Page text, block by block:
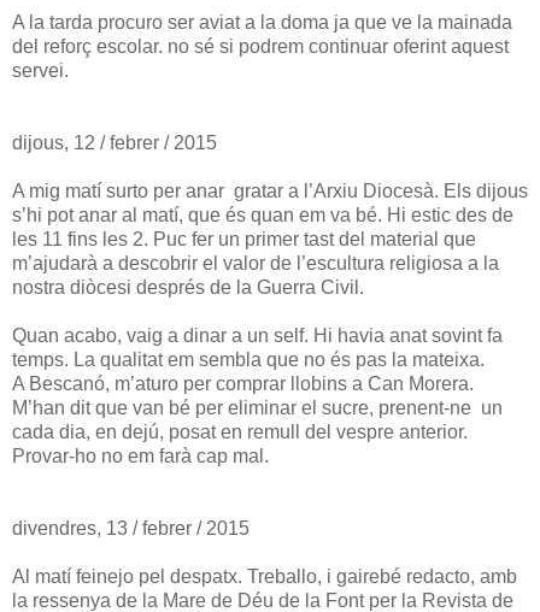
A la tarda procuro ser aviat a la doma ja que ve la mainada
del reforç escolar. no sé si podrem continuar oferint aquest
servei.
dijous, 12 / febrer / 2015
A mig matí surto per anar gratar a l’Arxiu Diocesà. Els dijous
s’hi pot anar al matí, que és quan em va bé. Hi estic des de
les 11 fins les 2. Puc fer un primer tast del material que
m’ajudarà a descobrir el valor de l’escultura religiosa a la
nostra diòcesi després de la Guerra Civil.
Quan acabo, vaig a dinar a un self. Hi havia anat sovint fa
temps. La qualitat em sembla que no és pas la mateixa.
A Bescanó, m’aturo per comprar llobins a Can Morera.
M’han dit que van bé per eliminar el sucre, prenent-ne un
cada dia, en dejú, posat en remull del vespre anterior.
Provar-ho no em farà cap mal.
divendres, 13 / febrer / 2015
Al matí feinejo pel despatx. Treballo, i gairebé redacto, amb
la ressenya de la Mare de Déu de la Font per la Revista de